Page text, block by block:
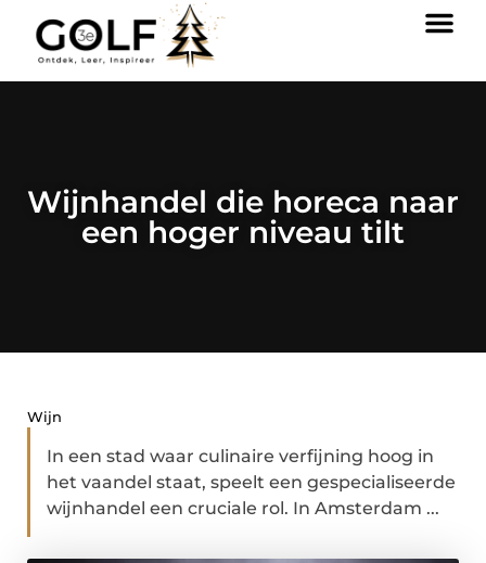
Wijnhandel die horeca naar
een hoger niveau tilt
Wijn
In een stad waar culinaire verfijning hoog in
het vaandel staat, speelt een gespecialiseerde
wijnhandel een cruciale rol. In Amsterdam ...